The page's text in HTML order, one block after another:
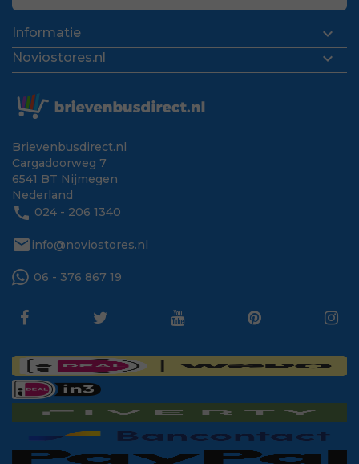
Informatie 
Noviostores.nl 
Brievenbusdirect.nl
Cargadoorweg 7
6541 BT Nijmegen
Nederland
phone 024 - 206 1340
mail info@noviostores.nl
06 - 376 867 19